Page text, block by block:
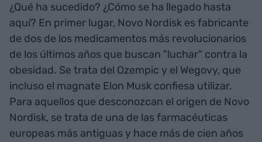
¿Qué ha sucedido? ¿Cómo se ha llegado hasta
aquí? En primer lugar, Novo Nordisk es fabricante
de dos de los medicamentos más revolucionarios
de los últimos años que buscan "luchar" contra la
obesidad. Se trata del Ozempic y el Wegovy, que
incluso el magnate Elon Musk confiesa utilizar.
Para aquellos que desconozcan el origen de Novo
Nordisk, se trata de una de las farmacéuticas
europeas más antiguas y hace más de cien años